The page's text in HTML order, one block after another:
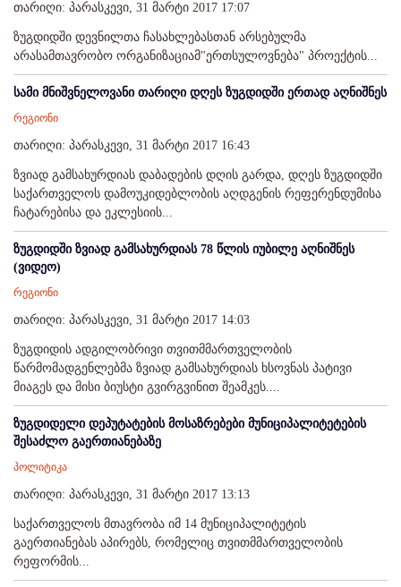
თარიღი: პარასკევი, 31 მარტი 2017 17:07
ზუგდიდში დევნილთა ჩასახლებასთან არსებულმა
არასამთავრობო ორგანიზაციამ"ერთსულოვნება" პროექტის...
სამი მნიშვნელოვანი თარიღი დღეს ზუგდიდში ერთად აღნიშნეს
რეგიონი
თარიღი: პარასკევი, 31 მარტი 2017 16:43
ზვიად გამსახურდიას დაბადების დღის გარდა, დღეს ზუგდიდში
საქართველოს დამოუკიდებლობის აღდგენის რეფერენდუმისა
ჩატარებისა და ეკლესიის...
ზუგდიდში ზვიად გამსახურდიას 78 წლის იუბილე აღნიშნეს
(ვიდეო)
რეგიონი
თარიღი: პარასკევი, 31 მარტი 2017 14:03
ზუგდიდის ადგილობრივი თვითმმართველობის
წარმომადგენლებმა ზვიად გამსახურდიას ხსოვნას პატივი
მიაგეს და მისი ბიუსტი გვირგვინით შეამკეს....
ზუგდიდელი დეპუტატების მოსაზრებები მუნიციპალიტეტების
შესაძლო გაერთიანებაზე
პოლიტიკა
თარიღი: პარასკევი, 31 მარტი 2017 13:13
საქართველოს მთავრობა იმ 14 მუნიციპალიტეტის
გაერთიანებას აპირებს, რომელიც თვითმმართველობის
რეფორმის...